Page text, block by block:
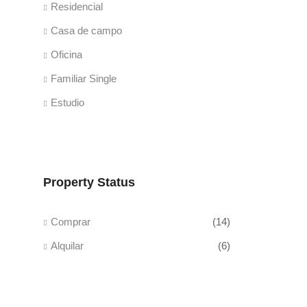
Residencial
Casa de campo
Oficina
Familiar Single
Estudio
Property Status
Comprar (14)
Alquilar (6)